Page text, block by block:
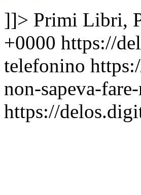
]]> Primi Libri,
+0000 https://
telefonino
non-sapeva-
https://